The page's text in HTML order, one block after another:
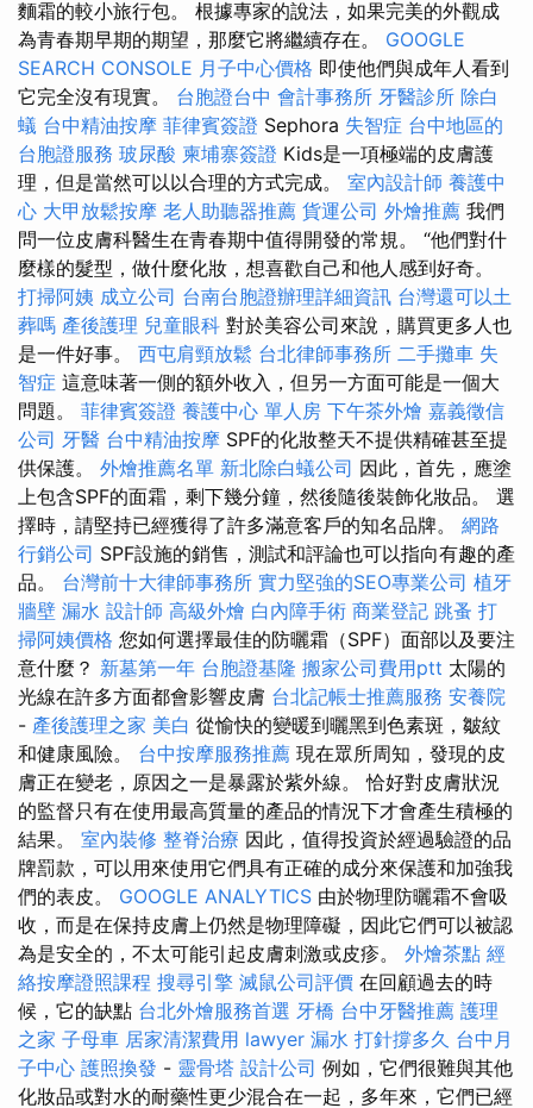
麵霜的較小旅行包。 根據專家的說法，如果完美的外觀成
為青春期早期的期望，那麼它將繼續存在。 GOOGLE
SEARCH CONSOLE 月子中心價格 即使他們與成年人看到
它完全沒有現實。 台胞證台中 會計事務所 牙醫診所 除白
蟻 台中精油按摩 菲律賓簽證 Sephora 失智症 台中地區的
台胞證服務 玻尿酸 柬埔寨簽證 Kids是一項極端的皮膚護
理，但是當然可以以合理的方式完成。 室內設計師 養護中
心 大甲放鬆按摩 老人助聽器推薦 貨運公司 外燴推薦 我們
問一位皮膚科醫生在青春期中值得開發的常規。 “他們對什
麼樣的髮型，做什麼化妝，想喜歡自己和他人感到好奇。
打掃阿姨 成立公司 台南台胞證辦理詳細資訊 台灣還可以土
葬嗎 產後護理 兒童眼科 對於美容公司來說，購買更多人也
是一件好事。 西屯肩頸放鬆 台北律師事務所 二手攤車 失
智症 這意味著一側的額外收入，但另一方面可能是一個大
問題。 菲律賓簽證 養護中心 單人房 下午茶外燴 嘉義徵信
公司 牙醫 台中精油按摩 SPF的化妝整天不提供精確甚至提
供保護。 外燴推薦名單 新北除白蟻公司 因此，首先，應塗
上包含SPF的面霜，剩下幾分鐘，然後隨後裝飾化妝品。 選
擇時，請堅持已經獲得了許多滿意客戶的知名品牌。 網路
行銷公司 SPF設施的銷售，測試和評論也可以指向有趣的產
品。 台灣前十大律師事務所 實力堅強的SEO專業公司 植牙
牆壁 漏水 設計師 高級外燴 白內障手術 商業登記 跳蚤 打
掃阿姨價格 您如何選擇最佳的防曬霜（SPF）面部以及要注
意什麼？ 新墓第一年 台胞證基隆 搬家公司費用ptt 太陽的
光線在許多方面都會影響皮膚 台北記帳士推薦服務 安養院
- 產後護理之家 美白 從愉快的變暖到曬黑到色素斑，皺紋
和健康風險。 台中按摩服務推薦 現在眾所周知，發現的皮
膚正在變老，原因之一是暴露於紫外線。 恰好對皮膚狀況
的監督只有在使用最高質量的產品的情況下才會產生積極的
結果。 室內裝修 整脊治療 因此，值得投資於經過驗證的品
牌罰款，可以用來使用它們具有正確的成分來保護和加強我
們的表皮。 GOOGLE ANALYTICS 由於物理防曬霜不會吸
收，而是在保持皮膚上仍然是物理障礙，因此它們可以被認
為是安全的，不太可能引起皮膚刺激或皮疹。 外燴茶點 經
絡按摩證照課程 搜尋引擎 滅鼠公司評價 在回顧過去的時
候，它的缺點 台北外燴服務首選 牙橋 台中牙醫推薦 護理
之家 子母車 居家清潔費用 lawyer 漏水 打針撐多久 台中月
子中心 護照換發 - 靈骨塔 設計公司 例如，它們很難與其他
化妝品或對水的耐藥性更少混合在一起，多年來，它們已經